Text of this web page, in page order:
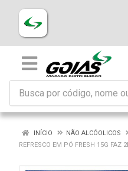
INÍCIO NÃO ALCÓOLICOS
REFRESCO EM PÓ FRESH 15G FAZ